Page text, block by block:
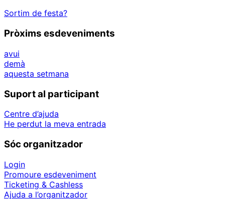
Sortim de festa?
Pròxims esdeveniments
avui
demà
aquesta setmana
Suport al participant
Centre d’ajuda
He perdut la meva entrada
Sóc organitzador
Login
Promoure esdeveniment
Ticketing & Cashless
Ajuda a l’organitzador